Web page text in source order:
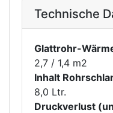
Technische
Glattrohr-
2,7 / 1,4 m2
Inhalt
8,0 Ltr.
Druckverlust